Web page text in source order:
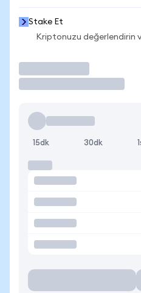
Stake Et
Kriptonuzu değerlendirin
15dk 30dk